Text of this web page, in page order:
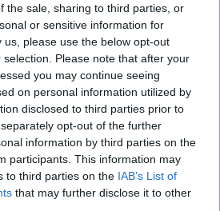
the sale, sharing to third parties, or
or sensitive information for
please use the below opt-out
Please note that after your
you may continue seeing
on personal information utilized by
disclosed to third parties prior to
opt-out of the further
information by third parties on the
participants. This information may
to third parties on the IAB’s List of
that may further disclose it to other
che avremo altre occasioni
insieme. La loro storia è
amore, dolore e segreti. La
Last of Us continua a
lasciando i fan con il
resta che attendere la
scoprire come si evolverà
molti sanno, il viaggio è solo